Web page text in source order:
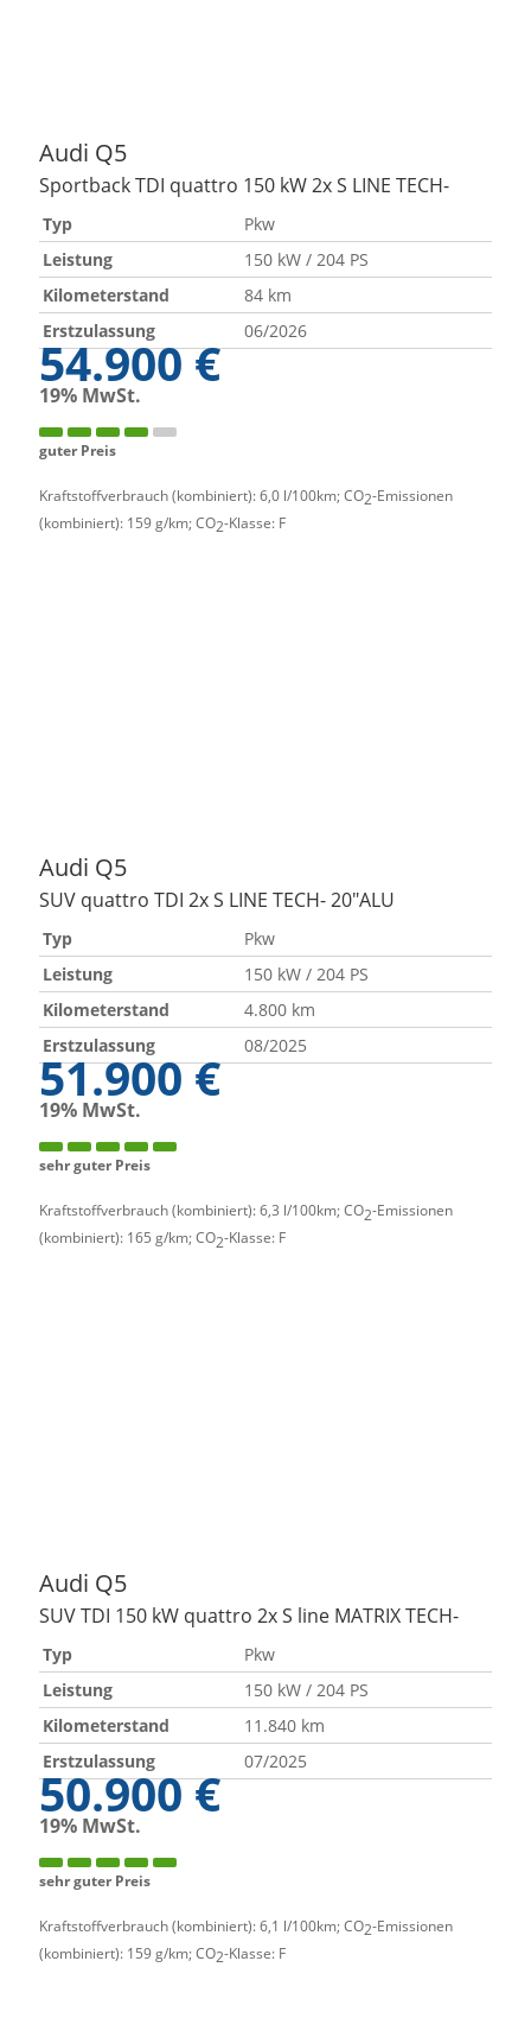
Audi Q5
Sportback TDI quattro 150 kW 2x S LINE TECH-
Typ
Pkw
Leistung
150 kW / 204 PS
Kilometerstand
84 km
Erstzulassung
06/2026
54.900 €
19% MwSt.
guter Preis
Kraftstoffverbrauch (kombiniert):6,0 l/100km;CO2-Emissionen
(kombiniert): 159 g/km;CO2-Klasse: F
Audi Q5
SUV quattro TDI 2x S LINE TECH- 20"ALU
Typ
Pkw
Leistung
150 kW / 204 PS
Kilometerstand
4.800 km
Erstzulassung
08/2025
51.900 €
19% MwSt.
sehr guter Preis
Kraftstoffverbrauch (kombiniert):6,3 l/100km;CO2-Emissionen
(kombiniert): 165 g/km;CO2-Klasse: F
Audi Q5
SUV TDI 150 kW quattro 2x S line MATRIX TECH-
Typ
Pkw
Leistung
150 kW / 204 PS
Kilometerstand
11.840 km
Erstzulassung
07/2025
50.900 €
19% MwSt.
sehr guter Preis
Kraftstoffverbrauch (kombiniert):6,1 l/100km;CO2-Emissionen
(kombiniert): 159 g/km;CO2-Klasse: F